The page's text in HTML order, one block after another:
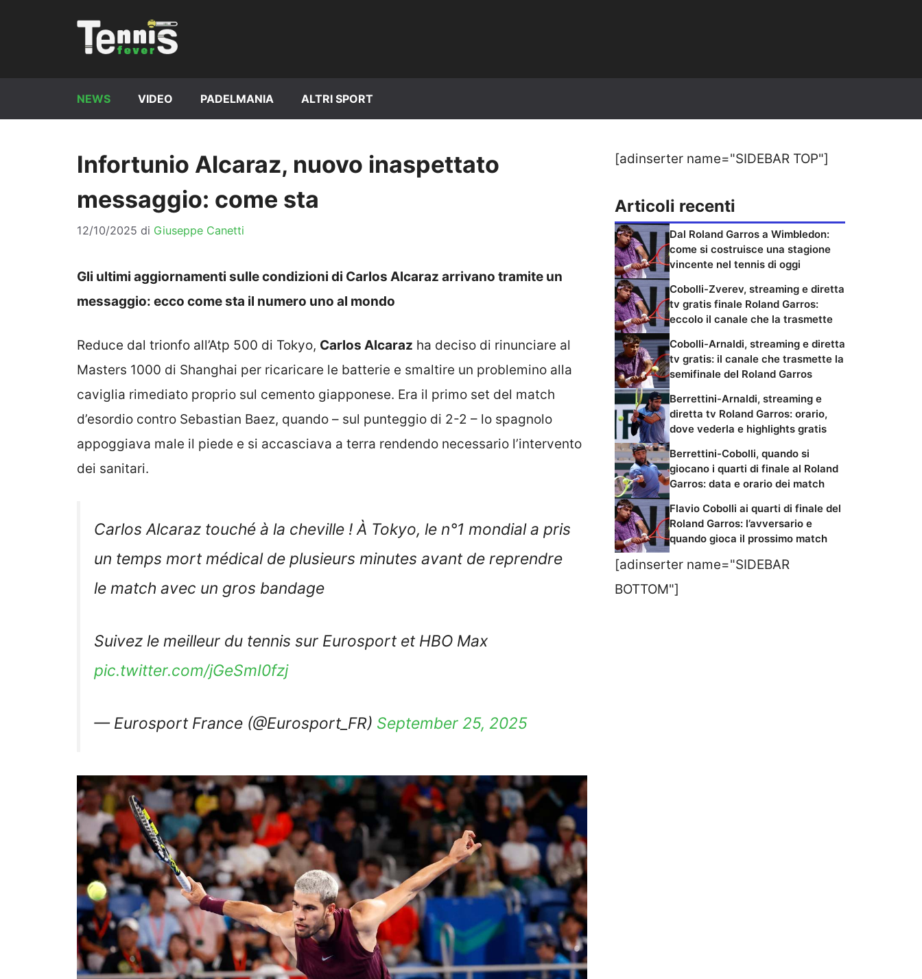
NEWS VIDEO PADELMANIA ALTRI SPORT
Infortunio Alcaraz, nuovo inaspettato
messaggio: come sta
12/10/2025 di Giuseppe Canetti
Gli ultimi aggiornamenti sulle condizioni di Carlos Alcaraz arrivano tramite un
messaggio: ecco come sta il numero uno al mondo
Reduce dal trionfo all’Atp 500 di Tokyo, Carlos Alcaraz ha deciso di rinunciare al
Masters 1000 di Shanghai per ricaricare le batterie e smaltire un problemino alla
caviglia rimediato proprio sul cemento giapponese. Era il primo set del match
d’esordio contro Sebastian Baez, quando – sul punteggio di 2-2 – lo spagnolo
appoggiava male il piede e si accasciava a terra rendendo necessario l’intervento
dei sanitari.
Carlos Alcaraz touché à la cheville ! À Tokyo, le n°1 mondial a pris
un temps mort médical de plusieurs minutes avant de reprendre
le match avec un gros bandage
Suivez le meilleur du tennis sur Eurosport et HBO Max
pic.twitter.com/jGeSmI0fzj
— Eurosport France (@Eurosport_FR) September 25, 2025
[adinserter name="SIDEBAR TOP"]
Articoli recenti
Dal Roland Garros a Wimbledon:
come si costruisce una stagione
vincente nel tennis di oggi
Cobolli-Zverev, streaming e diretta
tv gratis finale Roland Garros:
eccolo il canale che la trasmette
Cobolli-Arnaldi, streaming e diretta
tv gratis: il canale che trasmette la
semifinale del Roland Garros
Berrettini-Arnaldi, streaming e
diretta tv Roland Garros: orario,
dove vederla e highlights gratis
Berrettini-Cobolli, quando si
giocano i quarti di finale al Roland
Garros: data e orario dei match
Flavio Cobolli ai quarti di finale del
Roland Garros: l’avversario e
quando gioca il prossimo match
[adinserter name="SIDEBAR
BOTTOM"]